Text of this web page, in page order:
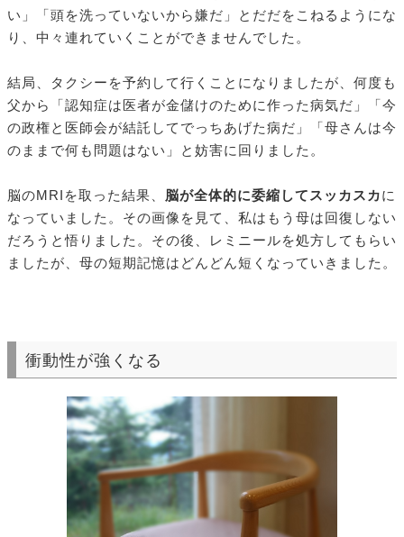
い」「頭を洗っていないから嫌だ」とだだをこねるようにな
り、中々連れていくことができませんでした。
結局、タクシーを予約して行くことになりましたが、何度も
父から「認知症は医者が金儲けのために作った病気だ」「今
の政権と医師会が結託してでっちあげた病だ」「母さんは今
のままで何も問題はない」と妨害に回りました。
脳のMRIを取った結果、 脳が全体的に委縮してスッカスカに
なっていました。その画像を見て、私はもう母は回復しない
だろうと悟りました。その後、レミニールを処方してもらい
ましたが、母の短期記憶はどんどん短くなっていきました。
衝動性が強くなる